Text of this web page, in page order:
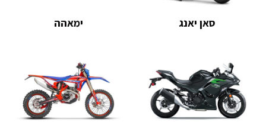
סאן יאנג ימאהה